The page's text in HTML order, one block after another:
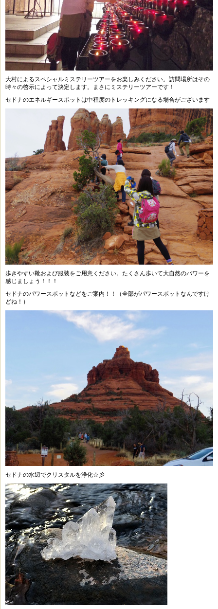
大村によるスペシャルミステリーツアーをお楽しみください。訪問場所はその
時々の啓示によって決定します。まさにミステリーツアーです！
セドナのエネルギースポットは中程度のトレッキングになる場合がございます
歩きやすい靴および服装をご用意ください。たくさん歩いて大自然のパワーを
感じましょう！！！
セドナのパワースポットなどをご案内！！（全部がパワースポットなんですけ
どね！）
セドナの水辺でクリスタルを浄化☆彡